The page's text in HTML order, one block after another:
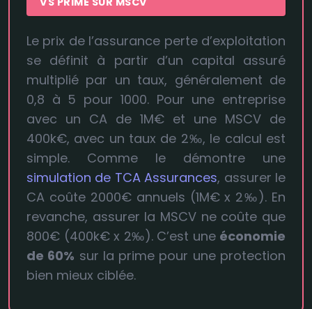
Le prix de l’assurance perte d’exploitation
se définit à partir d’un capital assuré
multiplié par un taux, généralement de
0,8 à 5 pour 1000. Pour une entreprise
avec un CA de 1M€ et une MSCV de
400k€, avec un taux de 2‰, le calcul est
simple. Comme le démontre une
simulation de TCA Assurances, assurer le
CA coûte 2000€ annuels (1M€ x 2‰). En
revanche, assurer la MSCV ne coûte que
800€ (400k€ x 2‰). C’est une économie
de 60% sur la prime pour une protection
bien mieux ciblée.